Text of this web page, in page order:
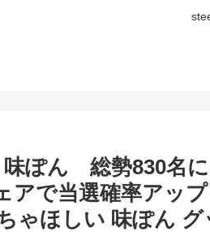
ぽん 総勢830名
アで当選確率アッ
ゃほしい 味ぽん グ